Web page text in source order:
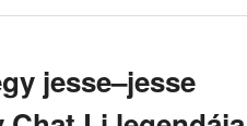
jesse–jesse